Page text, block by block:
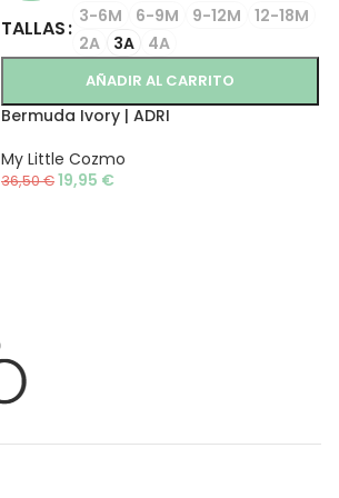
TALLAS
3-6M 6-9M 9-12M
12-18M
2A
3A 4A
AÑADIR AL CARRITO
Bermuda Ivory | ADRI
My Little Cozmo
36,50€19,95 €